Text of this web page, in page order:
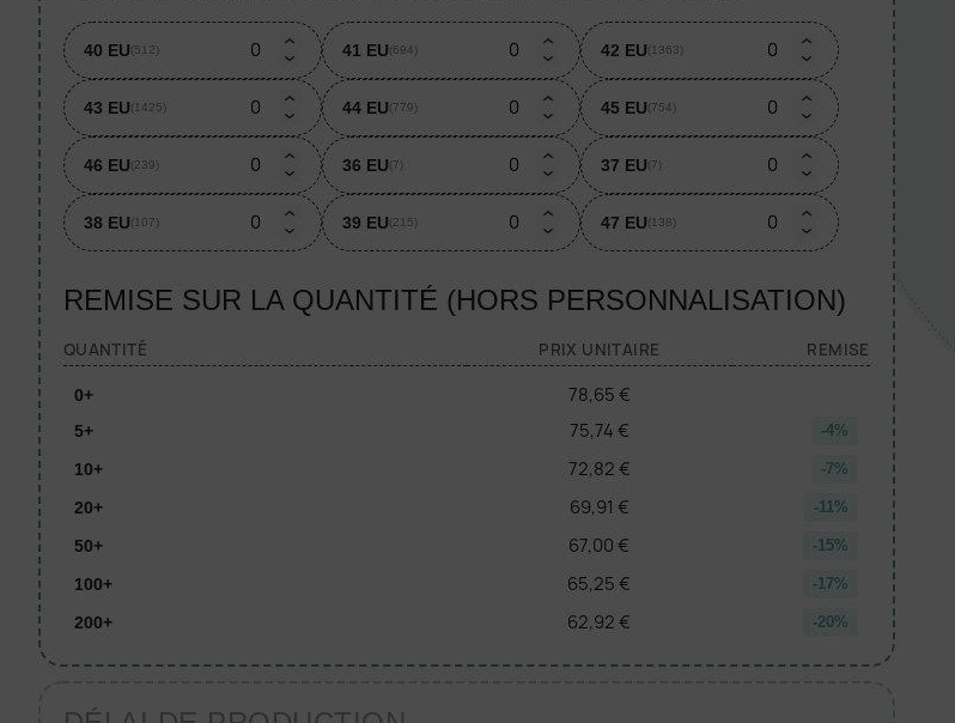
40 EU(512) 41 EU(694) 42 EU(1363)
43 EU(1425) 44 EU(779) 45 EU(754)
46 EU(239) 36 EU(7) 37 EU(7)
38 EU(107) 39 EU(215) 47 EU(138)
REMISE SUR LA QUANTITÉ (HORS PERSONNALISATION)
QUANTITÉ PRIX UNITAIRE REMISE
0+ 78,65 €
5+ 75,74 € -4%
10+ 72,82 € -7%
20+ 69,91 € -11%
50+ 67,00 € -15%
100+ 65,25 € -17%
200+ 62,92 € -20%